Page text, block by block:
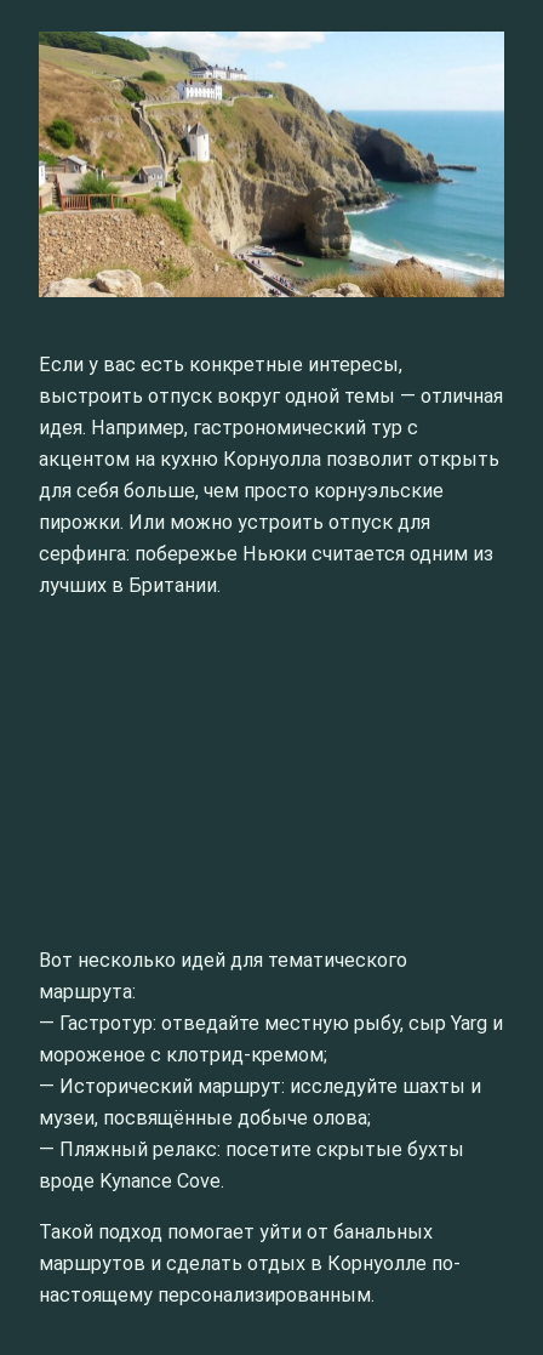
Если у вас есть конкретные интересы,
выстроить отпуск вокруг одной темы — отличная
идея. Например, гастрономический тур с
акцентом на кухню Корнуолла позволит открыть
для себя больше, чем просто корнуэльские
пирожки. Или можно устроить отпуск для
серфинга: побережье Ньюки считается одним из
лучших в Британии.
Вот несколько идей для тематического
маршрута:
— Гастротур: отведайте местную рыбу, сыр Yarg и
мороженое с клотрид-кремом;
— Исторический маршрут: исследуйте шахты и
музеи, посвящённые добыче олова;
— Пляжный релакс: посетите скрытые бухты
вроде Kynance Cove.
Такой подход помогает уйти от банальных
маршрутов и сделать отдых в Корнуолле по-
настоящему персонализированным.